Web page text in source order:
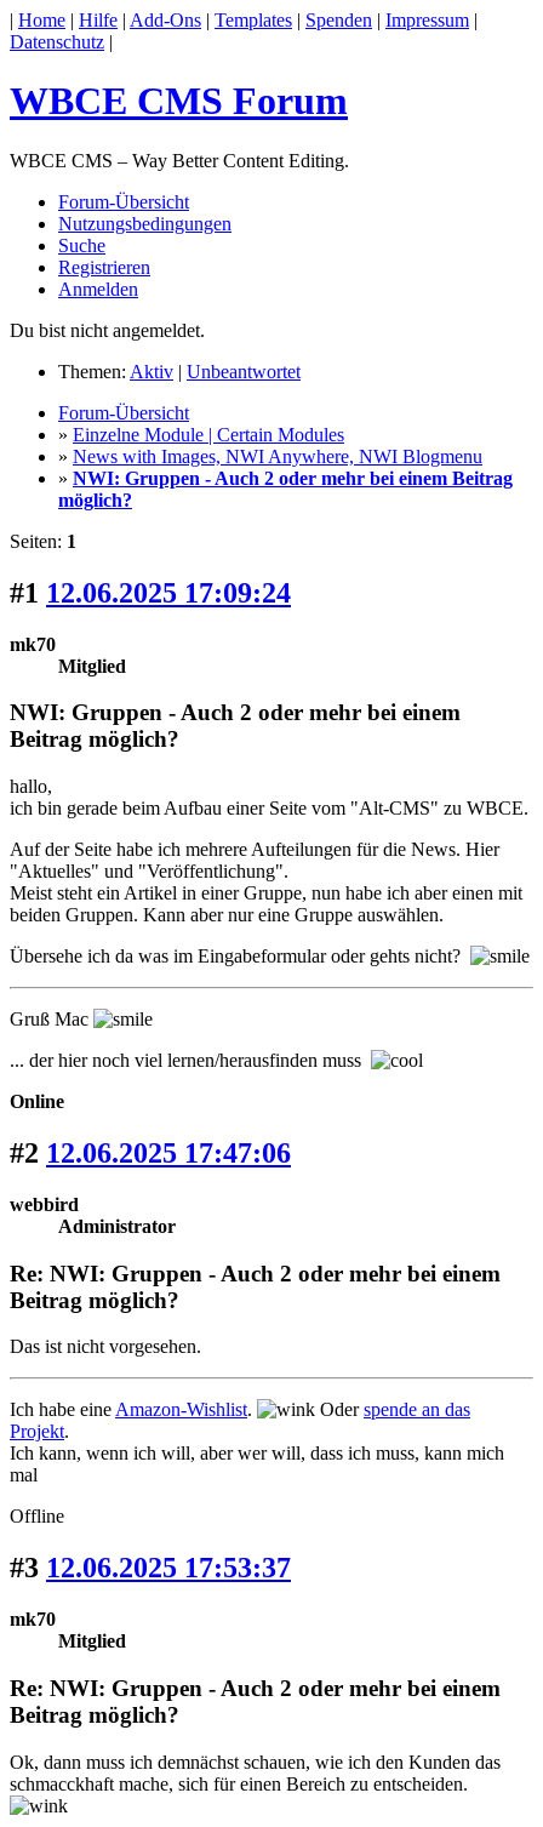
| Home | Hilfe | Add-Ons | Templates | Spenden | Impressum |
Datenschutz |
WBCE CMS Forum
WBCE CMS – Way Better Content Editing.
Forum-Übersicht
Nutzungsbedingungen
Suche
Registrieren
Anmelden
Du bist nicht angemeldet.
Themen: Aktiv | Unbeantwortet
Forum-Übersicht
» Einzelne Module | Certain Modules
» News with Images, NWI Anywhere, NWI Blogmenu
» NWI: Gruppen - Auch 2 oder mehr bei einem Beitrag
möglich?
Seiten: 1
#1 12.06.2025 17:09:24
mk70
Mitglied
NWI: Gruppen - Auch 2 oder mehr bei einem
Beitrag möglich?
hallo,
ich bin gerade beim Aufbau einer Seite vom "Alt-CMS" zu WBCE.
Auf der Seite habe ich mehrere Aufteilungen für die News. Hier
"Aktuelles" und "Veröffentlichung".
Meist steht ein Artikel in einer Gruppe, nun habe ich aber einen mit
beiden Gruppen. Kann aber nur eine Gruppe auswählen.
Übersehe ich da was im Eingabeformular oder gehts nicht?
Gruß Mac
... der hier noch viel lernen/herausfinden muss
Online
#2 12.06.2025 17:47:06
webbird
Administrator
Re: NWI: Gruppen - Auch 2 oder mehr bei einem
Beitrag möglich?
Das ist nicht vorgesehen.
Ich habe eine Amazon-Wishlist. Oderspende an das
Projekt.
Ich kann, wenn ich will, aber wer will, dass ich muss, kann mich
mal
Offline
#3 12.06.2025 17:53:37
mk70
Mitglied
Re: NWI: Gruppen - Auch 2 oder mehr bei einem
Beitrag möglich?
Ok, dann muss ich demnächst schauen, wie ich den Kunden das
schmacckhaft mache, sich für einen Bereich zu entscheiden.